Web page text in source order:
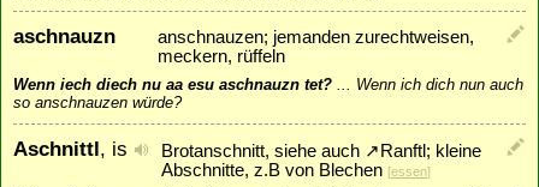
aschnauzn
anschnauzen; jemanden zurechtweisen,
meckern, rüffeln
Wenn iech diech nu aa esu aschnauzn tet?
Wenn ich dich nun auch
so anschnauzen würde?
Aschnittl, is Brotanschnitt, siehe auch ↗ Ranftl ; kleine
Abschnitte, z.B von Blechen [essen]